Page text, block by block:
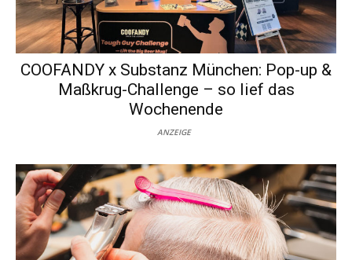
COOFANDY x Substanz München: Pop-up &
Maßkrug-Challenge – so lief das
Wochenende
ANZEIGE